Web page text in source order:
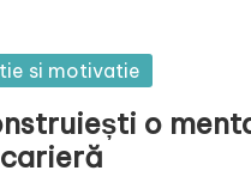
si motivatie
o